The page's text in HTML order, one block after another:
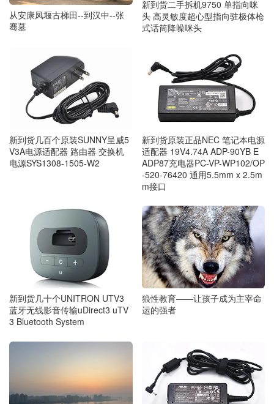
从安康凤堰古梯田--到汉中--张
骞墓
新到货二手拆机9750 单指向咪
头 高灵敏度超心型指向驻极体枪
式话筒降噪咪头
新到货几百个原装SUNNY呈威5
V3A电源适配器 路由器 交换机
电源SYS1308-1505-W2
新到货原装正品NEC 笔记本电源
适配器 19V4.74A ADP-90YB E
ADP87充电器PC-VP-WP102/OP
-520-76420 通用5.5mm x 2.5m
m接口
新到货几十个UNITRON UTV3
蓝牙无线影音传输uDirect3 uTV
3 Bluetooth System
狼性教育——让孩子成为主宰命
运的强者